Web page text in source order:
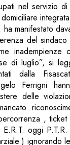
nel servizio di
ha manifestato
del
inadempienze
di luglio”, si
dalla
Ferrigni
delle
,
E.R.T. oggi
) ignorando